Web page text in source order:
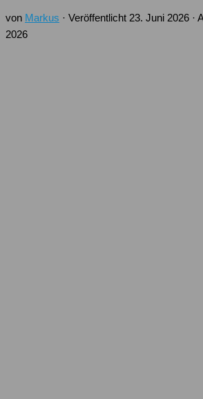
von Markus · Veröffentlicht 23. Juni 2026 ·
2026